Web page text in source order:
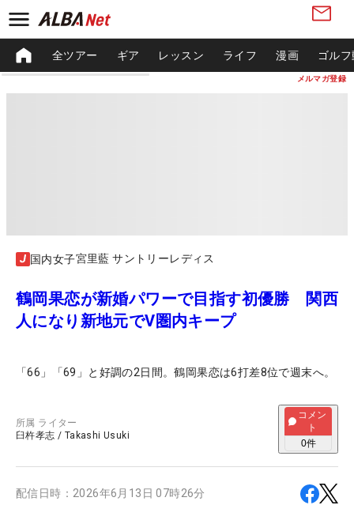
メルマガ登録
全ツアー ギア レッスン ライフ 漫画 ゴル
国内女子宮里藍 サントリーレディス
鶴岡果恋が新婚パワーで目指す初優勝 関西
人になり新地元でV圏内キープ
「66」「69」と好調の2日間。鶴岡果恋は6打差8位で週末へ。
所属 ライター
臼杵孝志 / Takashi Usuki
コメン
ト
0件
配信日時： 2026年6月13日 07時26分